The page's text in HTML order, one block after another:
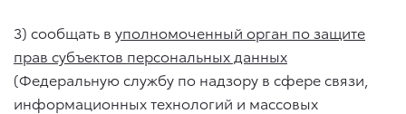
3) сообщать в уполномоченный орган по защите
прав субъектов персональных данных
(Федеральную службу по надзору в сфере связи,
информационных технологий и массовых